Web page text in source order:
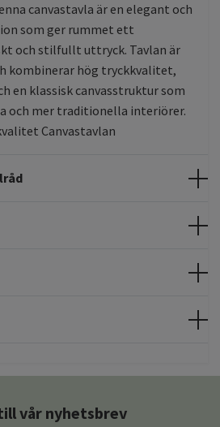
canvastavla är en elegant och
som ger rummet ett
och stilfullt uttryck. Tavlan är
kombinerar hög tryckkvalitet,
en klassisk canvasstruktur som
och mer traditionella interiörer.
Canvastavlan
vår nyhetsbrev